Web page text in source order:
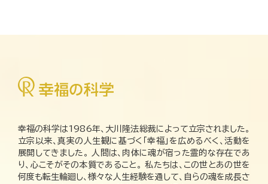
幸福の科学は1986年、大川隆法総裁によって立宗されました。
立宗以来、真実の人生観に基づく「幸福」を広めるべく、活動を
展開してきました。 人間は、肉体に魂が宿った霊的な存在であ
り、心こそがその本質であること。 私たちは、この世とあの世を
何度も転生輪廻し、様々な人生経験を通して、自らの魂を成長さ